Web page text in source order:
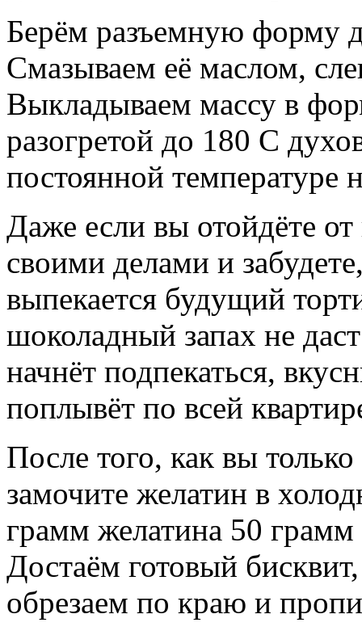
Берём разъемную форму
Смазываем её маслом,
Выкладываем массу в
разогретой до 180 С
постоянной температуре
Даже если вы отойдёте
своими делами и
выпекается будущий
шоколадный запах не
начнёт подпекаться,
поплывёт по всей
После того, как вы
замочите желатин в
грамм желатина 50 грамм
Достаём готовый
обрезаем по краю и